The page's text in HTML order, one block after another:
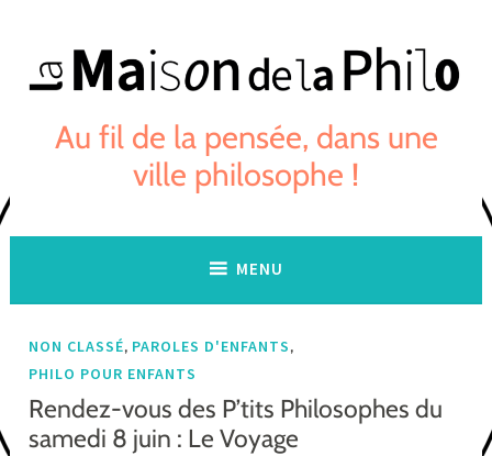
content
Au fil de la pensée, dans une
ville philosophe !
MENU
NON CLASSÉ, PAROLES D'ENFANTS,
PHILO POUR ENFANTS
Rendez-vous des P’tits Philosophes du
samedi 8 juin : Le Voyage